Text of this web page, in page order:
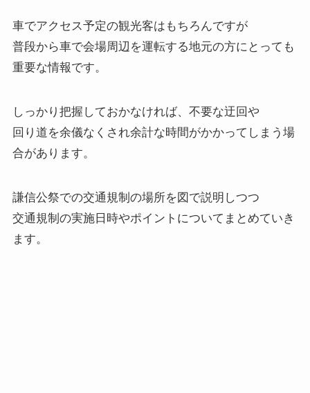
車でアクセス予定の観光客はもちろんですが
普段から車で会場周辺を運転する地元の方にとっても
重要な情報です。
しっかり把握しておかなければ、不要な迂回や
回り道を余儀なくされ余計な時間がかかってしまう場
合があります。
謙信公祭での交通規制の場所を図で説明しつつ
交通規制の実施日時やポイントについてまとめていき
ます。